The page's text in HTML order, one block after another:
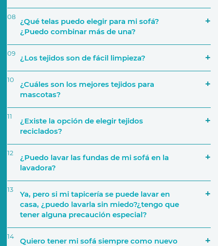
Número de personas que lo van a utilizar
Características del sofá
Tejido y tapicerías
a través de nuestra página web
08
¿Qué telas puedo elegir para mi sofá?
¿Puedo combinar más de una?
Si por ejemplo decides crear una composición de
cinco módulos, podrás elegir una tapicería
añadir diferentes telas para los cojines
decorativos.
09 ¿Los tejidos son de fácil limpieza?
10
¿Cuáles son los mejores tejidos para
mascotas?
11
¿Existe la opción de elegir tejidos
reciclados?
12
¿Puedo lavar las fundas de mi sofá en la
lavadora?
13
Ya, pero si mi tapicería se puede lavar en
casa, ¿puedo lavarla sin miedo?¿tengo que
tener alguna precaución especial?
14
Quiero tener mi sofá siempre como nuevo